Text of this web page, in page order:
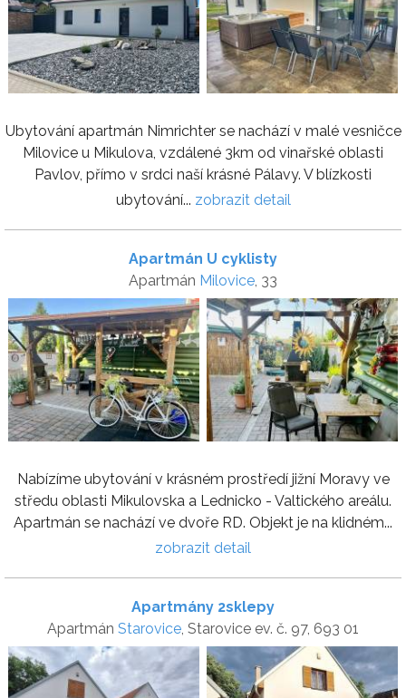
Ubytování apartmán Nimrichter se nachází v malé vesničce
Milovice u Mikulova, vzdálené 3km od vinařské oblasti
Pavlov, přímo v srdci naší krásné Pálavy. V blízkosti
ubytování... zobrazit detail
Apartmán U cyklisty
Apartmán Milovice, 33
Nabízíme ubytování v krásném prostředí jižní Moravy ve
středu oblasti Mikulovska a Lednicko - Valtického areálu.
Apartmán se nachází ve dvoře RD. Objekt je na klidném...
zobrazit detail
Apartmány 2sklepy
Apartmán Starovice, Starovice ev. č. 97, 693 01